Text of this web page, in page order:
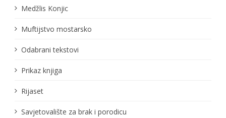
Medžlis Konjic
Muftijstvo mostarsko
Odabrani tekstovi
Prikaz knjiga
Rijaset
Savjetovalište za brak i porodicu